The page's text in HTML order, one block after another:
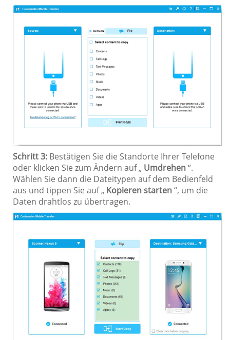
Schritt 3: Bestätigen Sie die Standorte Ihrer Telefone
oder klicken Sie zum Ändern auf „ Umdrehen“.
Wählen Sie dann die Dateitypen auf dem Bedienfeld
aus und tippen Sie auf „ Kopieren starten“, um die
Daten drahtlos zu übertragen.